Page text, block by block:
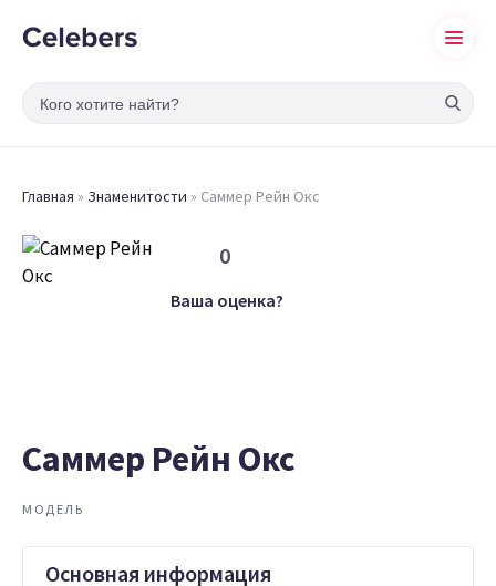
Главная » Знаменитости » Саммер Рейн Окс
0
Ваша оценка?
Саммер Рейн Окс
МОДЕЛЬ
Основная информация